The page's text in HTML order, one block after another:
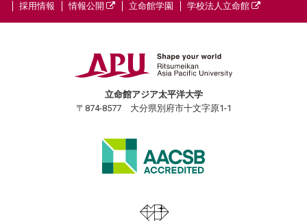
採用情報
情報公開 立命館学園 学校法人立命館
立命館アジア太平洋大学
〒874-8577 大分県別府市十文字原1-1